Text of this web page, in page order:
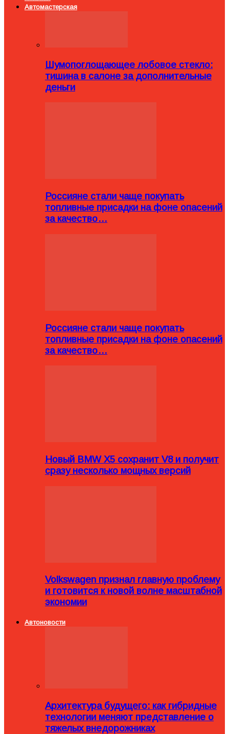
Автомастерская
Шумопоглощающее лобовое стекло:
тишина в салоне за дополнительные
деньги
Россияне стали чаще покупать
топливные присадки на фоне опасений
за качество…
Россияне стали чаще покупать
топливные присадки на фоне опасений
за качество…
Новый BMW X5 сохранит V8 и получит
сразу несколько мощных версий
Volkswagen признал главную проблему
и готовится к новой волне масштабной
экономии
Автоновости
Архитектура будущего: как гибридные
технологии меняют представление о
тяжелых внедорожниках